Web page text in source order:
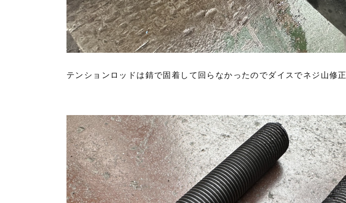
テンションロッドは錆で固着して回らなかったのでダイスでネジ山修正